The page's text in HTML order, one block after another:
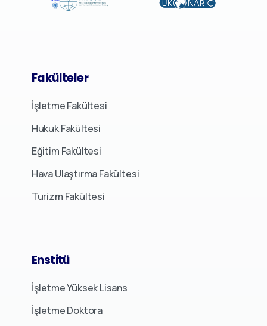
Fakülteler
İşletme Fakültesi
Hukuk Fakültesi
Eğitim Fakültesi
Hava Ulaştırma Fakültesi
Turizm Fakültesi
Enstitü
İşletme Yüksek Lisans
İşletme Doktora